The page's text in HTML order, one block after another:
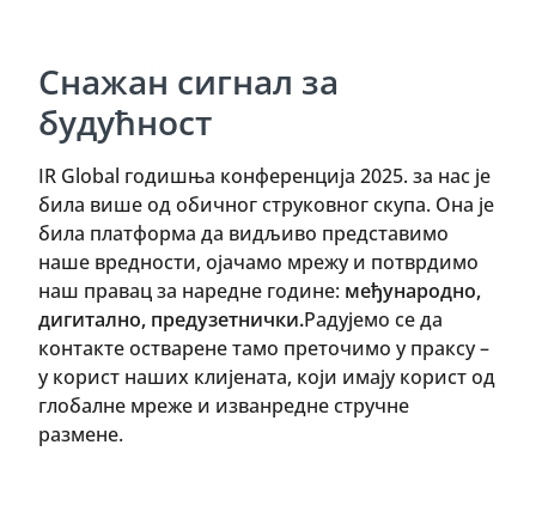
Снажан сигнал за
будућност
IR Global годишња конференција 2025. за нас је
била више од обичног струковног скупа. Она је
била платформа да видљиво представимо
наше вредности, ојачамо мрежу и потврдимо
наш правац за наредне године: међународно,
дигитално, предузетнички.Радујемо се да
контакте остварене тамо преточимо у праксу –
у корист наших клијената, који имају корист од
глобалне мреже и изванредне стручне
размене.